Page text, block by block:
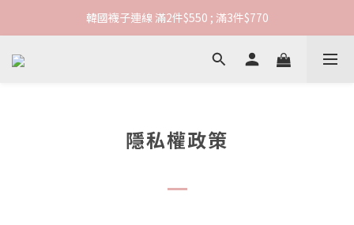
韓國襪子連線 滿2件$550 ; 滿3件$770
韓國襪子連線 滿2件$550 ; 滿3件$770
連線期間滿1000元享超商免運
隱私權政策